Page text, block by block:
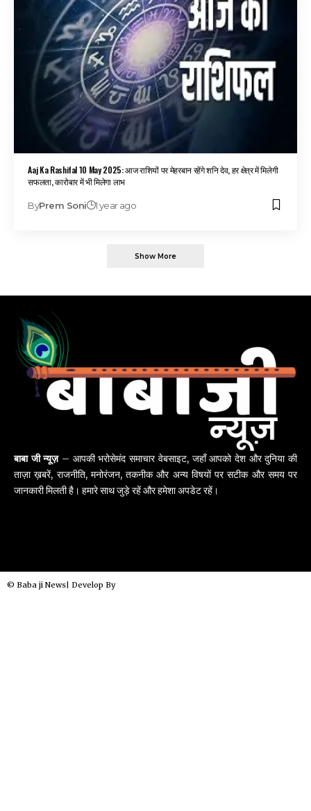
Aaj Ka Rashifal 10 May 2025: आज राशियों पर मेहरबान रहेंगे शनि देव, हर क्षेत्र में मिलेगी
सफलता, कारोबार में भी मिलेगा लाभ
ByPrem Soni 1 year ago
Show More
बाबा जी न्यूज़– आपकी भरोसेमंद समाचार वेबसाइट, जहाँ आपको देश और दुनिया की
ताज़ा ख़बरें, राजनीति, मनोरंजन, तकनीक और अन्य विषयों पर सटीक और समय पर
जानकारी मिलती है। हमारे साथ जुड़े रहें और हमेशा अपडेट रहें।
© Baba ji News| Develop By